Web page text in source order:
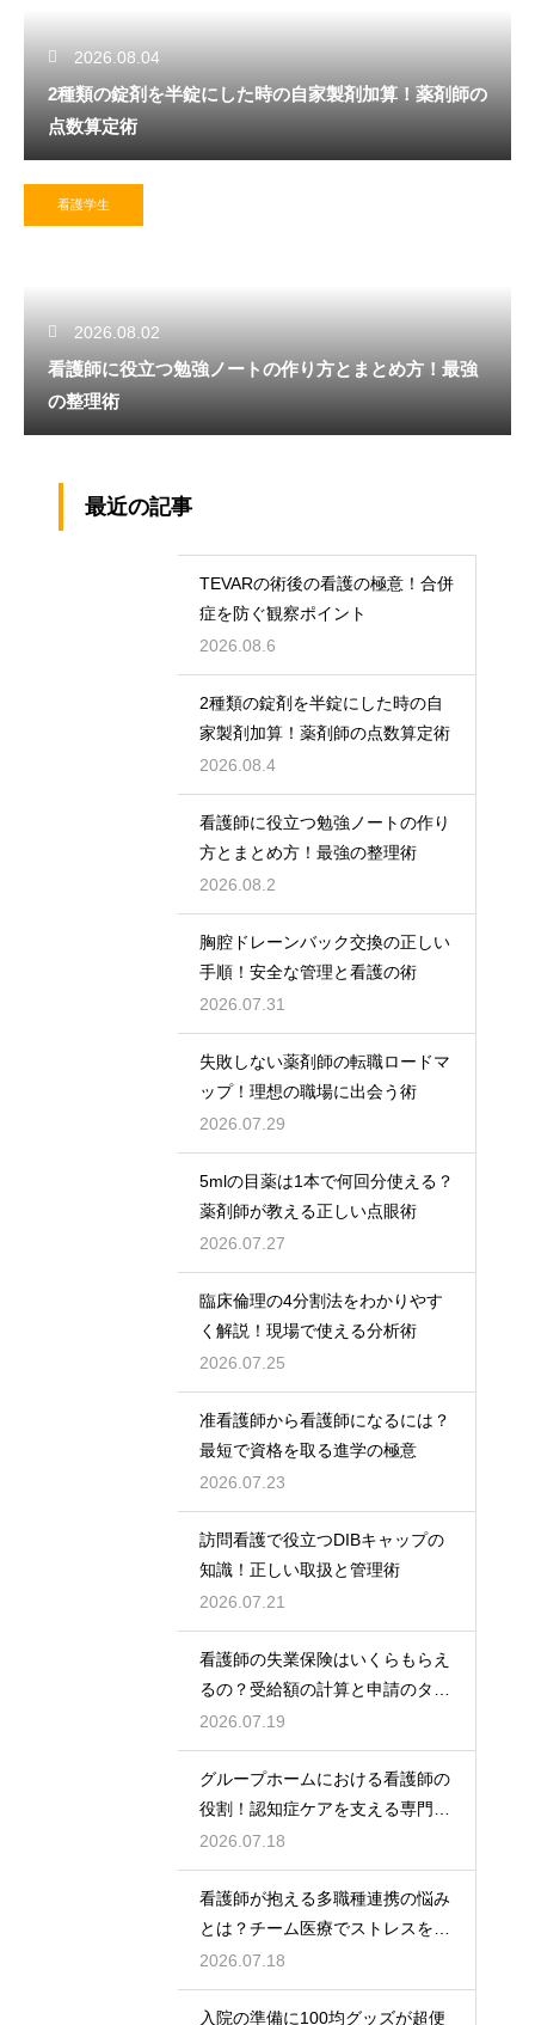
2026.08.04
2種類の錠剤を半錠にした時の自家製剤加算！薬剤師の
点数算定術
看護学生
2026.08.02
看護師に役立つ勉強ノートの作り方とまとめ方！最強
の整理術
最近の記事
TEVARの術後の看護の極意！合併
症を防ぐ観察ポイント
2026.08.6
2種類の錠剤を半錠にした時の自
家製剤加算！薬剤師の点数算定術
2026.08.4
看護師に役立つ勉強ノートの作り
方とまとめ方！最強の整理術
2026.08.2
胸腔ドレーンバック交換の正しい
手順！安全な管理と看護の術
2026.07.31
失敗しない薬剤師の転職ロードマ
ップ！理想の職場に出会う術
2026.07.29
5mlの目薬は1本で何回分使える？
薬剤師が教える正しい点眼術
2026.07.27
臨床倫理の4分割法をわかりやす
く解説！現場で使える分析術
2026.07.25
准看護師から看護師になるには？
最短で資格を取る進学の極意
2026.07.23
訪問看護で役立つDIBキャップの
知識！正しい取扱と管理術
2026.07.21
看護師の失業保険はいくらもらえ
るの？受給額の計算と申請のタイ
ミング
2026.07.19
グループホームにおける看護師の
役割！認知症ケアを支える専門的
な力
2026.07.18
看護師が抱える多職種連携の悩み
とは？チーム医療でストレスを減
らす方法
2026.07.18
入院の準備に100均グッズが超便